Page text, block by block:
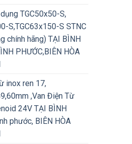
TGC50x50-S,
S,TGC63x150-S STNC
chính hãng) TẠI BÌNH
PHƯỚC,BIÊN HÒA
inox ren 17,
,Van Điện Từ
24V TẠI BÌNH
phước, BIÊN HÒA